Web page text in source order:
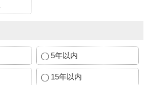
5年以内
15年以内